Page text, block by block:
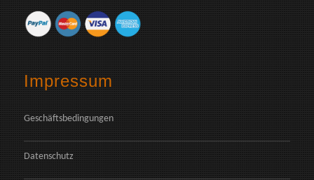
Impressum
Geschäftsbedingungen
Datenschutz